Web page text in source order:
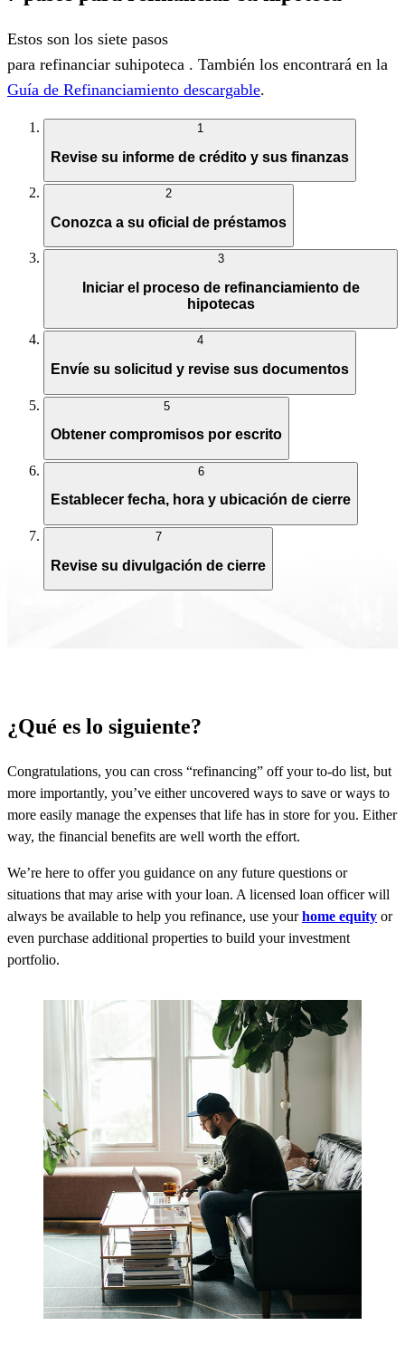
Estos son los siete pasos
para refinanciar suhipoteca . También los encontrará en la
Guía de Refinanciamiento descargable.
1
Revise su informe de crédito y sus finanzas
2
Conozca a su oficial de préstamos
3
Iniciar el proceso de refinanciamiento de
hipotecas
4
Envíe su solicitud y revise sus documentos
5
Obtener compromisos por escrito
6
Establecer fecha, hora y ubicación de cierre
7
Revise su divulgación de cierre
¿Qué es lo siguiente?
Congratulations, you can cross “refinancing” off your to-do list, but
more importantly, you’ve either uncovered ways to save or ways to
more easily manage the expenses that life has in store for you. Either
way, the financial benefits are well worth the effort.
We’re here to offer you guidance on any future questions or
situations that may arise with your loan. A licensed loan officer will
always be available to help you refinance, use yourhome equity or
even purchase additional properties to build your investment
portfolio.